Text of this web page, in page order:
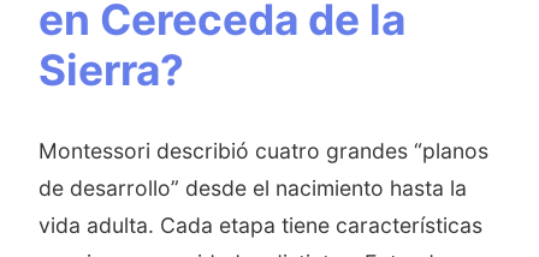
en Cereceda de la
Sierra?
Montessori describió cuatro grandes “planos
de desarrollo” desde el nacimiento hasta la
vida adulta. Cada etapa tiene características